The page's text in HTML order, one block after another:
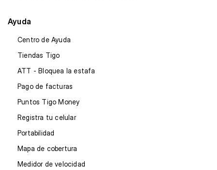
Ayuda
Centro de Ayuda
Tiendas Tigo
ATT - Bloquea la estafa
Pago de facturas
Puntos Tigo Money
Registra tu celular
Portabilidad
Mapa de cobertura
Medidor de velocidad